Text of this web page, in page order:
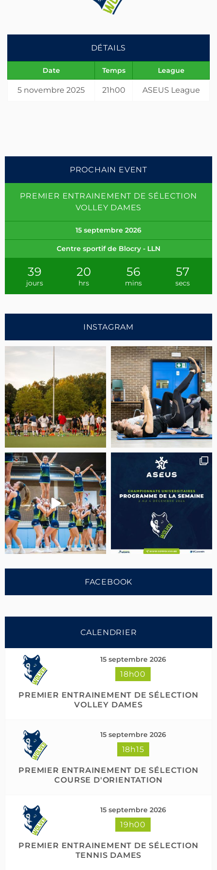
DÉTAILS
Date Temps League
5 novembre 2025 21h00 ASEUS League
PROCHAIN EVENT
PREMIER ENTRAINEMENT DE SÉLECTION
VOLLEY DAMES
15 septembre 2026
Centre sportif de Blocry - LLN
39
jours
20
hrs
56
mins
56
secs
INSTAGRAM
Charger plus Suivre sur Instagram
FACEBOOK
CALENDRIER
15 septembre 2026
18h00
PREMIER ENTRAINEMENT DE SÉLECTION
VOLLEY DAMES
15 septembre 2026
18h15
PREMIER ENTRAINEMENT DE SÉLECTION
COURSE D'ORIENTATION
15 septembre 2026
19h00
PREMIER ENTRAINEMENT DE SÉLECTION
TENNIS DAMES